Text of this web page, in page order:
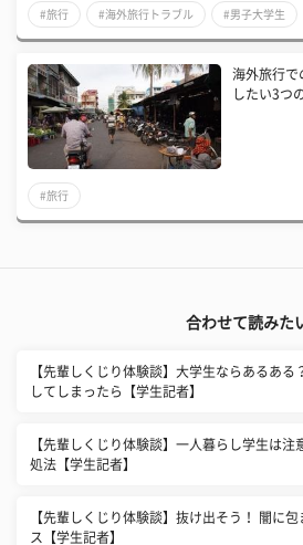
#旅行 #海外旅行トラブル #男子大学生
海外旅行
したい3つ
#旅行
合わせて読みた
【先輩しくじり体験談】大学生ならあるある
してしまったら【学生記者】
【先輩しくじり体験談】一人暮らし学生は注
処法【学生記者】
【先輩しくじり体験談】抜け出そう！ 闇に
ス【学生記者】